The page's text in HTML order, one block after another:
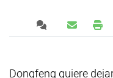
Dongfeng quiere